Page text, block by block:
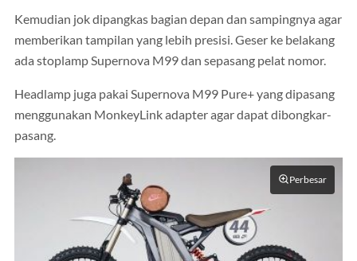
Kemudian jok dipangkas bagian depan dan sampingnya agar
memberikan tampilan yang lebih presisi. Geser ke belakang
ada stoplamp Supernova M99 dan sepasang pelat nomor.
Headlamp juga pakai Supernova M99 Pure+ yang dipasang
menggunakan MonkeyLink adapter agar dapat dibongkar-
pasang.
Perbesar